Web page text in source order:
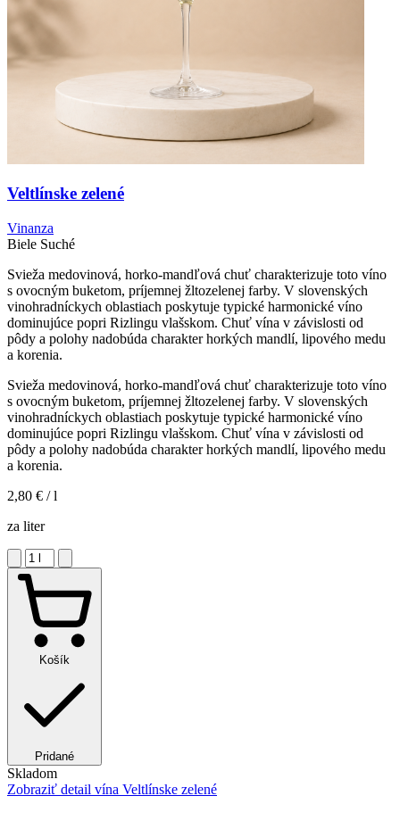
Veltlínske zelené
Vinanza
Biele Suché
Svieža medovinová, horko-mandľová chuť charakterizuje toto víno
s ovocným buketom, príjemnej žltozelenej farby. V slovenských
vinohradníckych oblastiach poskytuje typické harmonické víno
dominujúce popri Rizlingu vlašskom. Chuť vína v závislosti od
pôdy a polohy nadobúda charakter horkých mandlí, lipového medu
a korenia.
Svieža medovinová, horko-mandľová chuť charakterizuje toto víno
s ovocným buketom, príjemnej žltozelenej farby. V slovenských
vinohradníckych oblastiach poskytuje typické harmonické víno
dominujúce popri Rizlingu vlašskom. Chuť vína v závislosti od
pôdy a polohy nadobúda charakter horkých mandlí, lipového medu
a korenia.
2,80 € / l
za liter
Košík
Pridané
Skladom
Zobraziť detail vína Veltlínske zelené